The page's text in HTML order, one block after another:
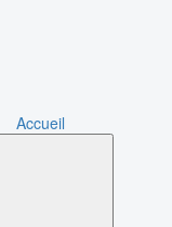
Accueil